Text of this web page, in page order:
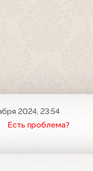
2024, 23:54
Есть проблема?